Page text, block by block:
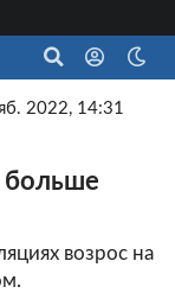
2022, 14:31
больше
возрос на